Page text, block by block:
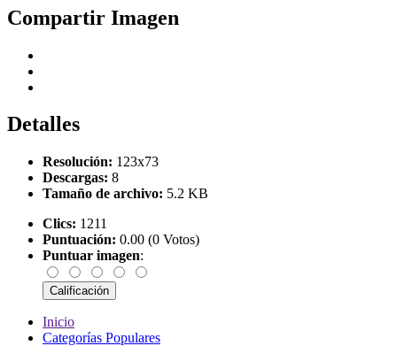
Compartir Imagen
Detalles
Resolución: 123x73
Descargas: 8
Tamaño de archivo: 5.2 KB
Clics: 1211
Puntuación: 0.00 (0 Votos)
Puntuar imagen:
Inicio
Categorías Populares